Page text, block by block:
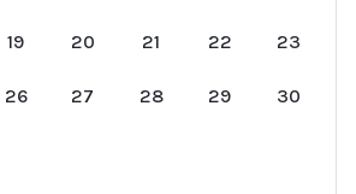
19 20 21 22 23
26 27 28 29 30